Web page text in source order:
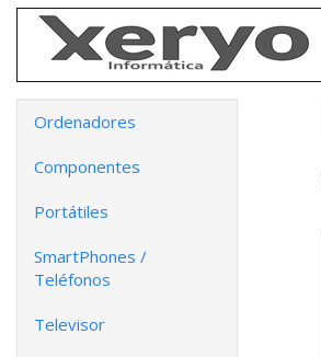
Ordenadores
Componentes
Portátiles
SmartPhones /
Teléfonos
Televisor